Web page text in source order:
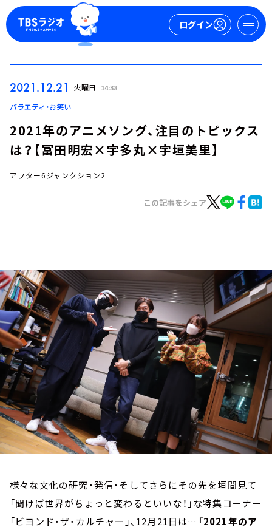
ログイン
ログイン
お知らせ
イベント・グッズ
YouTube
会社情報
2021.12.21 火曜日 14:38
バラエティ・お笑い
2021年のアニメソング、注目のトピックス
は？【冨田明宏×宇多丸×宇垣美里】
アフター6ジャンクション2
この記事をシェア
様々な文化の研究・発信・そしてさらにその先を垣間見て
「聞けば世界がちょっと変わるといいな！」な特集コーナー
「ビヨンド・ザ・カルチャー」、12月21日は… 「2021年のア